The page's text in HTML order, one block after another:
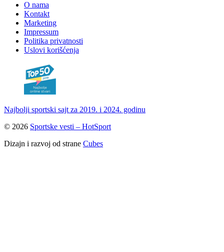
O nama
Kontakt
Marketing
Impressum
Politika privatnosti
Uslovi korišćenja
Najbolji sportski sajt za 2019. i 2024. godinu
© 2026 Sportske vesti – HotSport
Dizajn i razvoj od strane Cubes